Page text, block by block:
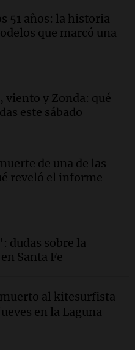
llevaron para
nunca regresó"
y retiraron hasta
por jornada
la servilleta que
el primer
"Sin Jorge, no sé si
adonde llegó"
sueño argentino de
con Rony
51 años: la historia
que marcó una
y Zonda: qué
este sábado
de una de las
reveló el informe
dudas sobre la
Santa Fe
al kitesurfista
en la Laguna